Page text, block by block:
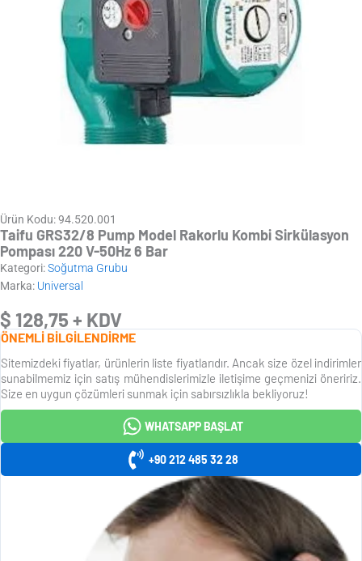
Ürün Kodu: 94.520.001
Taifu GRS32/8 Pump Model Rakorlu Kombi Sirkülasyon
Pompası 220 V-50Hz 6 Bar
Kategori:Soğutma Grubu
Marka: Universal
$ 128,75 + KDV
ÖNEMLİ BİLGİLENDİRME
Sitemizdeki fiyatlar, ürünlerin liste fiyatlarıdır. Ancak size özel indirimler
sunabilmemiz için satış mühendislerimizle iletişime geçmenizi öneririz.
Size en uygun çözümleri sunmak için sabırsızlıkla bekliyoruz!
WHATSAPP BAŞLAT
+90 212 485 32 28